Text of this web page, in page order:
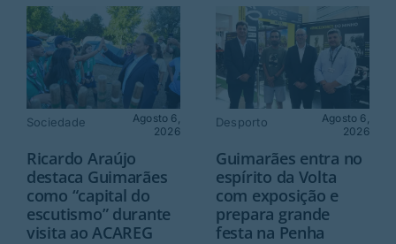
Sociedade
Agosto 6,
2026
Ricardo Araújo
destaca Guimarães
como “capital do
escutismo” durante
visita ao ACAREG
Desporto
Agosto 6,
2026
Guimarães entra no
espírito da Volta
com exposição e
prepara grande
festa na Penha